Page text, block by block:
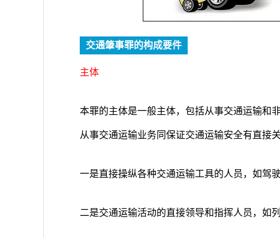
交通肇事罪的构成要件
主体
本罪的主体是一般主体，包括从事交通运输和
从事交通运输业务同保证交通运输安全有直接
一是直接操纵各种交通运输工具的人员，如驾
二是交通运输活动的直接领导和指挥人员，如